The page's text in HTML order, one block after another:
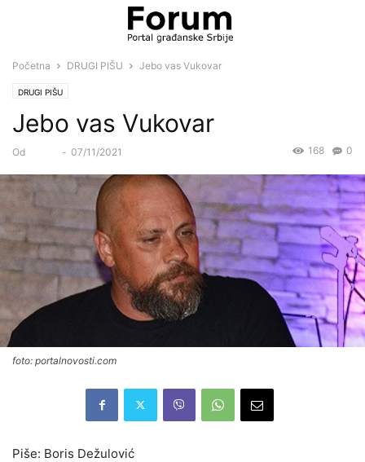
Početna DRUGI PIŠU Jebo vas Vukovar
DRUGI PIŠU
Jebo vas Vukovar
Od - 07/11/2021 0
168
foto: portalnovosti.com
Piše: Boris Dežulović